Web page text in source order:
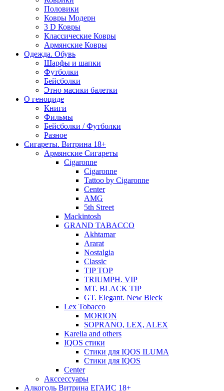
Половики
Ковры Модерн
3 D Ковры
Классические Ковры
Армянские Ковры
Одежда. Обувь
Шарфы и шапки
Футболки
Бейсболки
Этно масики балетки
О геноциде
Книги
Фильмы
Бейсболки / Футболки
Разное
Сигареты. Витрина 18+
Армянские Сигареты
Cigaronne
Cigaronne
Tattoo by Cigaronne
Center
AMG
5th Street
Mackintosh
GRAND TABACCO
Akhtamar
Ararat
Nostalgia
Classic
TIP TOP
TRIUMPH. VIP
MT. BLACK TIP
GT. Elegant. New Bleck
Lex Tobacco
MORION
SOPRANO, LEX, ALEX
Karelia and others
IQOS стики
Стики для IQOS ILUMA
Стики для IQOS
Сenter
Акссессуары
Алкоголь Витрина ЕГАИС 18+